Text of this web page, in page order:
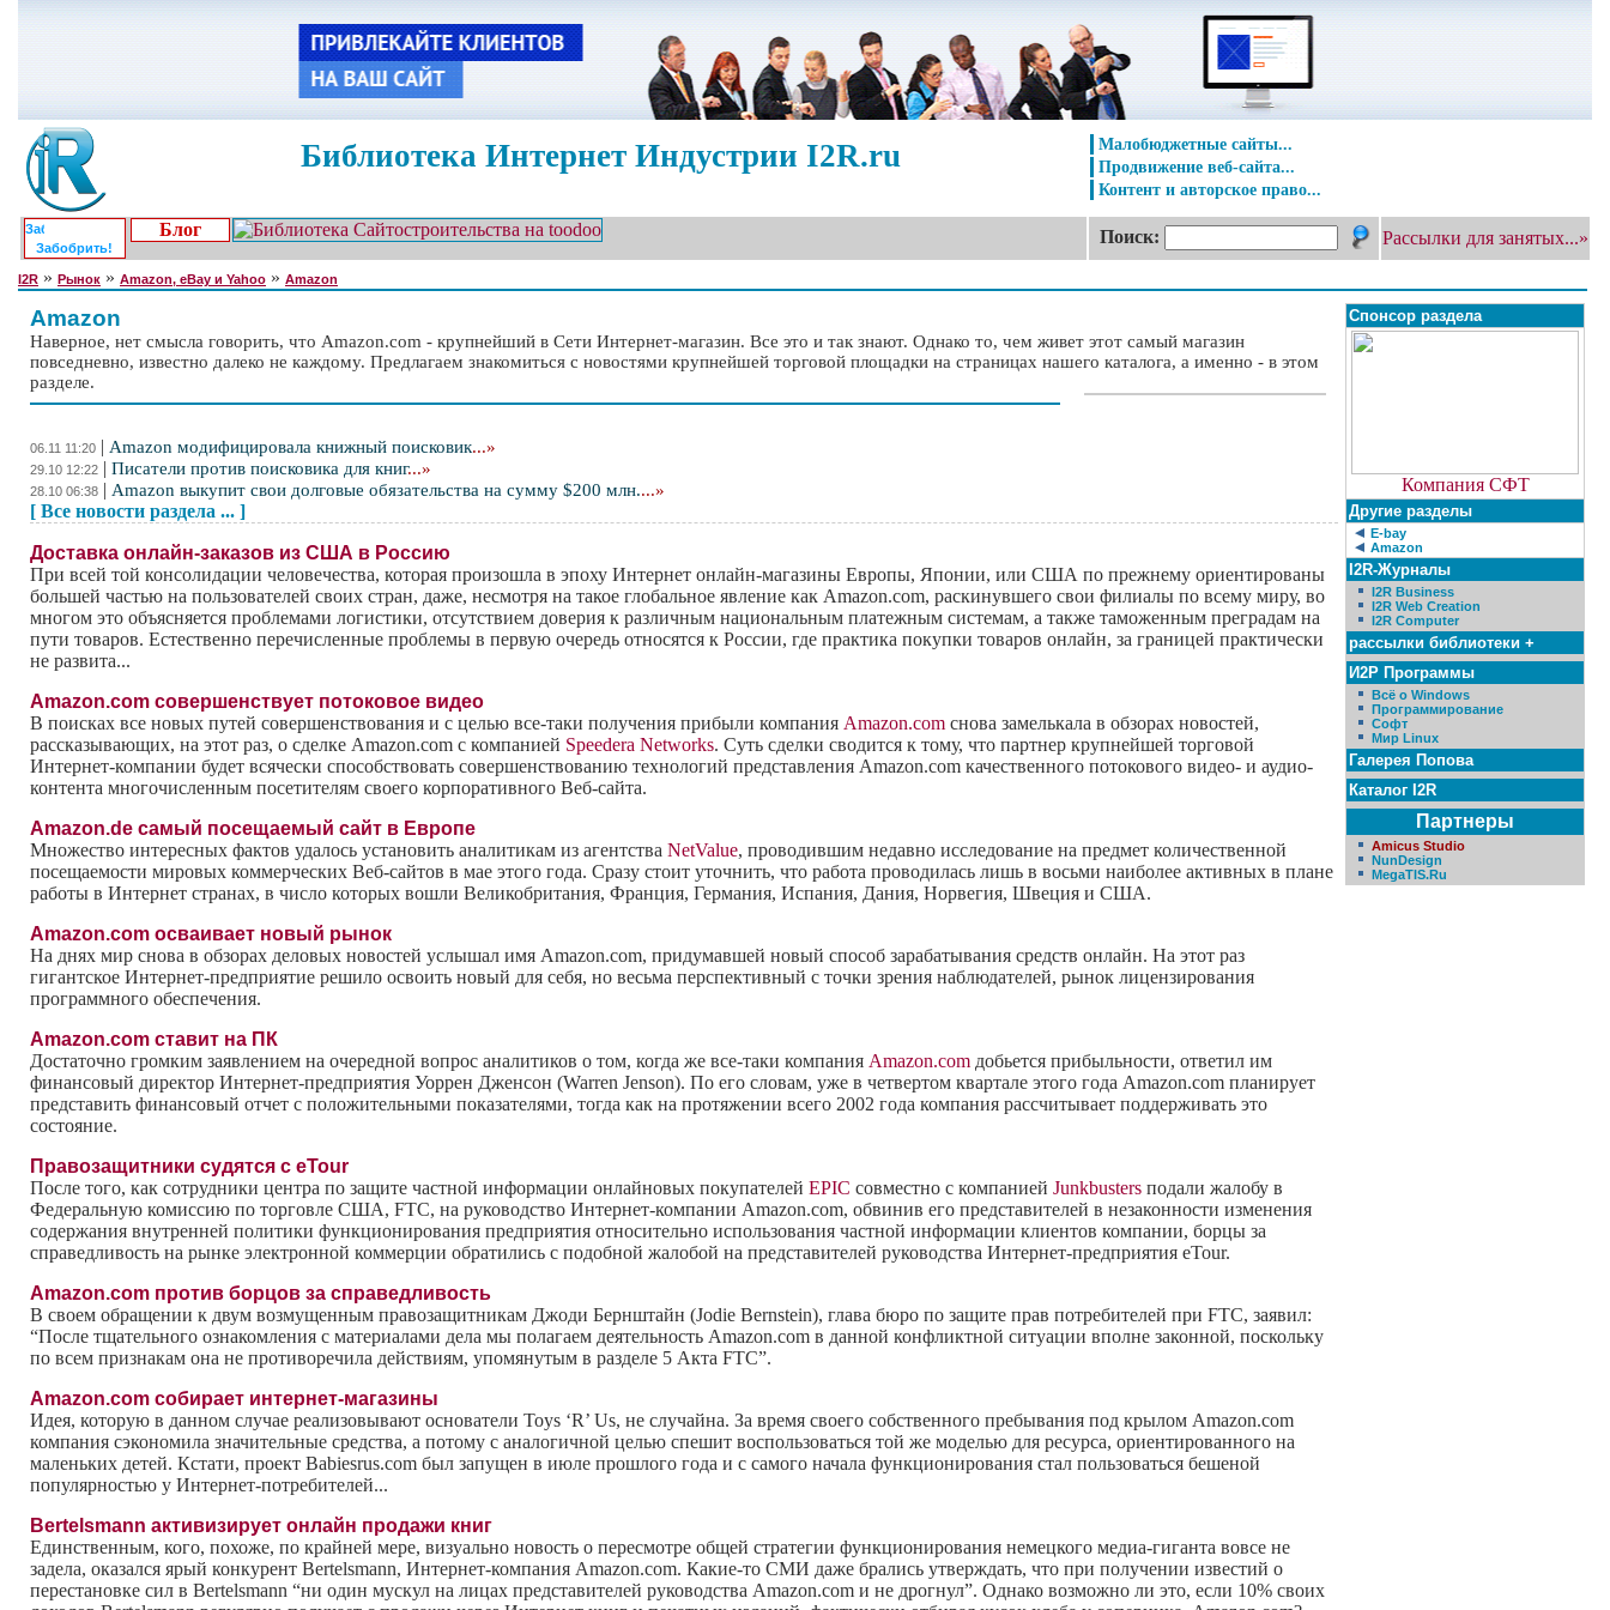
Библиотека Интернет Индустрии I2R.ru
Малобюджетные сайты...
Продвижение веб-сайта...
Контент и авторское право...
Забобрить!
Блог Поиск: Рассылки для занятых...»
I2R » Рынок » Amazon, eBay и Yahoo » Amazon
Amazon
Наверное, нет смысла говорить, что Amazon.com - крупнейший в Сети Интернет-магазин. Все это и так знают. Однако то, чем живет этот самый магазин
повседневно, известно далеко не каждому. Предлагаем знакомиться с новостями крупнейшей торговой площадки на страницах нашего каталога, а именно - в этом
разделе.
06.11 11:20 | Amazon модифицировала книжный поисковик...»
29.10 12:22 | Писатели против поисковика для книг...»
28.10 06:38 | Amazon выкупит свои долговые обязательства на сумму $200 млн....»
[ Все новости раздела ... ]
Доставка онлайн-заказов из США в Россию
При всей той консолидации человечества, которая произошла в эпоху Интернет онлайн-магазины Европы, Японии, или США по прежнему ориентированы
большей частью на пользователей своих стран, даже, несмотря на такое глобальное явление как Amazon.com, раскинувшего свои филиалы по всему миру, во
многом это объясняется проблемами логистики, отсутствием доверия к различным национальным платежным системам, а также таможенным преградам на
пути товаров. Естественно перечисленные проблемы в первую очередь относятся к России, где практика покупки товаров онлайн, за границей практически
не развита...
Amazon.com совершенствует потоковое видео
В поисках все новых путей совершенствования и с целью все-таки получения прибыли компания Amazon.com снова замелькала в обзорах новостей,
рассказывающих, на этот раз, о сделке Amazon.com с компанией Speedera Networks. Суть сделки сводится к тому, что партнер крупнейшей торговой
Интернет-компании будет всячески способствовать совершенствованию технологий представления Amazon.com качественного потокового видео- и аудио-
контента многочисленным посетителям своего корпоративного Веб-сайта.
Amazon.de самый посещаемый сайт в Европе
Множество интересных фактов удалось установить аналитикам из агентства NetValue, проводившим недавно исследование на предмет количественной
посещаемости мировых коммерческих Веб-сайтов в мае этого года. Сразу стоит уточнить, что работа проводилась лишь в восьми наиболее активных в плане
работы в Интернет странах, в число которых вошли Великобритания, Франция, Германия, Испания, Дания, Норвегия, Швеция и США.
Amazon.com осваивает новый рынок
На днях мир снова в обзорах деловых новостей услышал имя Amazon.com, придумавшей новый способ зарабатывания средств онлайн. На этот раз
гигантское Интернет-предприятие решило освоить новый для себя, но весьма перспективный с точки зрения наблюдателей, рынок лицензирования
программного обеспечения.
Amazon.com ставит на ПК
Достаточно громким заявлением на очередной вопрос аналитиков о том, когда же все-таки компания Amazon.com добьется прибыльности, ответил им
финансовый директор Интернет-предприятия Уоррен Дженсон (Warren Jenson). По его словам, уже в четвертом квартале этого года Amazon.com планирует
представить финансовый отчет с положительными показателями, тогда как на протяжении всего 2002 года компания рассчитывает поддерживать это
состояние.
Правозащитники судятся с eTour
После того, как сотрудники центра по защите частной информации онлайновых покупателей EPIC совместно с компанией Junkbusters подали жалобу в
Федеральную комиссию по торговле США, FTC, на руководство Интернет-компании Amazon.com, обвинив его представителей в незаконности изменения
содержания внутренней политики функционирования предприятия относительно использования частной информации клиентов компании, борцы за
справедливость на рынке электронной коммерции обратились с подобной жалобой на представителей руководства Интернет-предприятия eTour.
Amazon.com против борцов за справедливость
В своем обращении к двум возмущенным правозащитникам Джоди Бернштайн (Jodie Bernstein), глава бюро по защите прав потребителей при FTC, заявил:
“После тщательного ознакомления с материалами дела мы полагаем деятельность Amazon.com в данной конфликтной ситуации вполне законной, поскольку
по всем признакам она не противоречила действиям, упомянутым в разделе 5 Акта FTC”.
Amazon.com собирает интернет-магазины
Идея, которую в данном случае реализовывают основатели Toys ‘R’ Us, не случайна. За время своего собственного пребывания под крылом Amazon.com
компания сэкономила значительные средства, а потому с аналогичной целью спешит воспользоваться той же моделью для ресурса, ориентированного на
маленьких детей. Кстати, проект Babiesrus.com был запущен в июле прошлого года и с самого начала функционирования стал пользоваться бешеной
популярностью у Интернет-потребителей...
Bertelsmann активизирует онлайн продажи книг
Единственным, кого, похоже, по крайней мере, визуально новость о пересмотре общей стратегии функционирования немецкого медиа-гиганта вовсе не
задела, оказался ярый конкурент Bertelsmann, Интернет-компания Amazon.com. Какие-то СМИ даже брались утверждать, что при получении известий о
перестановке сил в Bertelsmann “ни один мускул на лицах представителей руководства Amazon.com и не дрогнул”. Однако возможно ли это, если 10% своих
Спонсор раздела
Компания СФТ
Другие разделы
E-bay
Amazon
I2R-Журналы
I2R Business
I2R Web Creation
I2R Computer
рассылки библиотеки +
И2Р Программы
Всё о Windows
Программирование
Софт
Мир Linux
Галерея Попова
Каталог I2R
Партнеры
Amicus Studio
NunDesign
MegaTIS.Ru